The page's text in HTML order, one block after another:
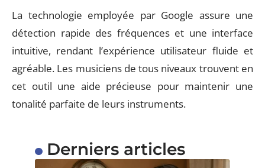
La technologie employée par Google assure une
détection rapide des fréquences et une interface
intuitive, rendant l’expérience utilisateur fluide et
agréable. Les musiciens de tous niveaux trouvent en
cet outil une aide précieuse pour maintenir une
tonalité parfaite de leurs instruments.
Derniers articles